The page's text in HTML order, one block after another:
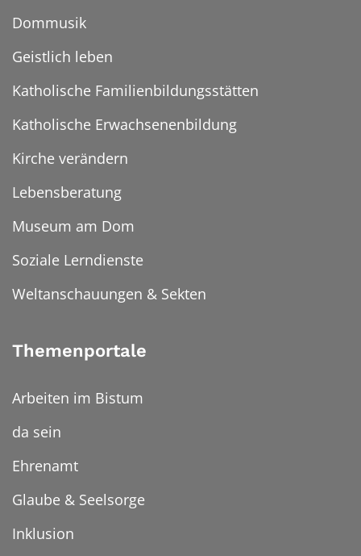
Dommusik
Geistlich leben
Katholische Familienbildungsstätten
Katholische Erwachsenenbildung
Kirche verändern
Lebensberatung
Museum am Dom
Soziale Lerndienste
Weltanschauungen & Sekten
Themenportale
Arbeiten im Bistum
da sein
Ehrenamt
Glaube & Seelsorge
Inklusion